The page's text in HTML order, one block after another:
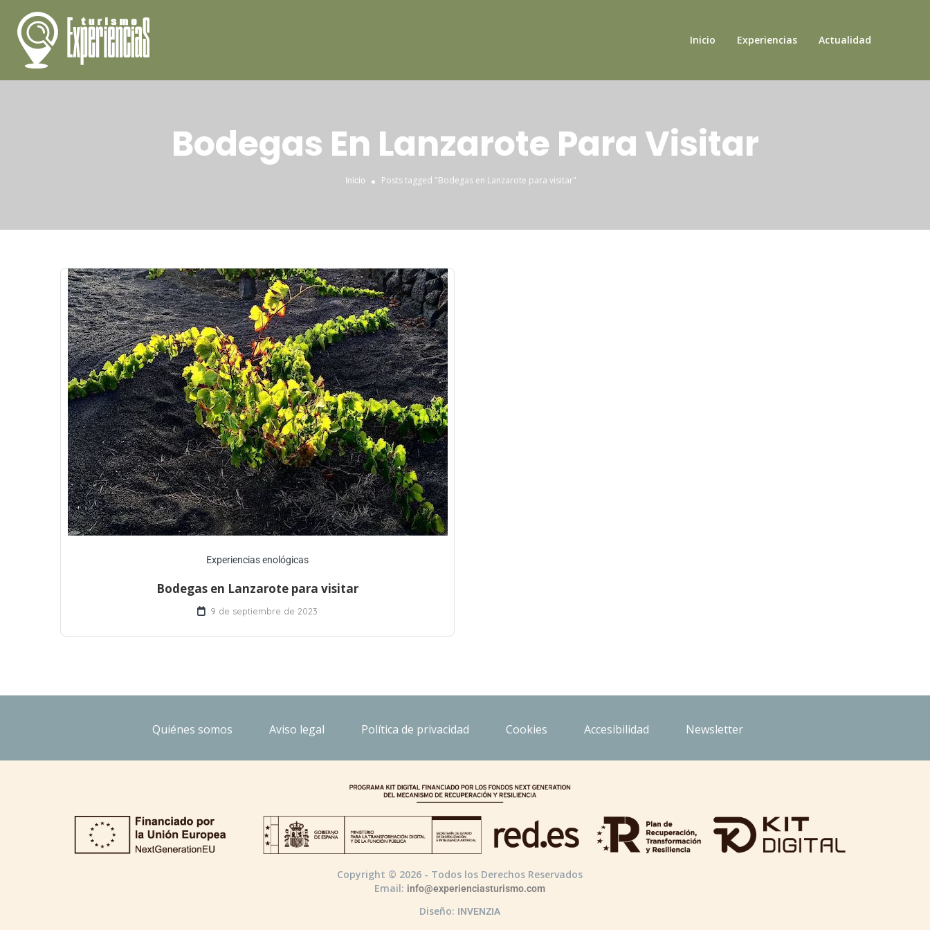
Inicio Experiencias Actualidad
Bodegas En Lanzarote Para Visitar
Inicio Posts tagged "Bodegas en Lanzarote para visitar"
Experiencias enológicas
Bodegas en Lanzarote para visitar
9 de septiembre de 2023
Quiénes somos Aviso legal Política de privacidad Cookies Accesibilidad Newsletter
Copyright © 2026 - Todos los Derechos Reservados
Email: info@experienciasturismo.com
Diseño: INVENZIA